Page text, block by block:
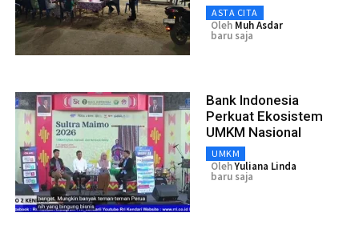
ASTA CITA
Oleh Muh Asdar
baru saja
Bank Indonesia
Perkuat Ekosistem
UMKM Nasional
UMKM
OlehYuliana Linda
baru saja